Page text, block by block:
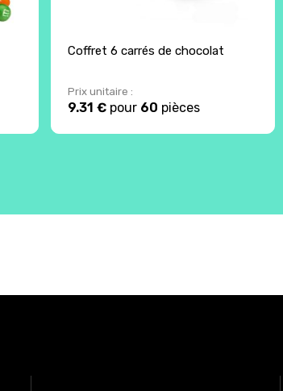
Coffret 6 carrés de chocolat
Prix unitaire :
9.31 €pour 60 pièces